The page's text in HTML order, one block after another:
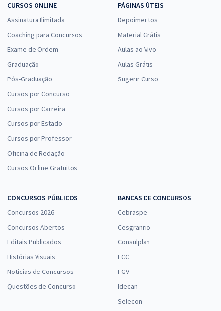
CURSOS ONLINE
Assinatura Ilimitada
Coaching para Concursos
Exame de Ordem
Graduação
Pós-Graduação
Cursos por Concurso
Cursos por Carreira
Cursos por Estado
Cursos por Professor
Oficina de Redação
Cursos Online Gratuitos
PÁGINAS ÚTEIS
Depoimentos
Material Grátis
Aulas ao Vivo
Aulas Grátis
Sugerir Curso
CONCURSOS PÚBLICOS
Concursos 2026
Concursos Abertos
Editais Publicados
Histórias Visuais
Notícias de Concursos
Questões de Concurso
BANCAS DE CONCURSOS
Cebraspe
Cesgranrio
Consulplan
FCC
FGV
Idecan
Selecon